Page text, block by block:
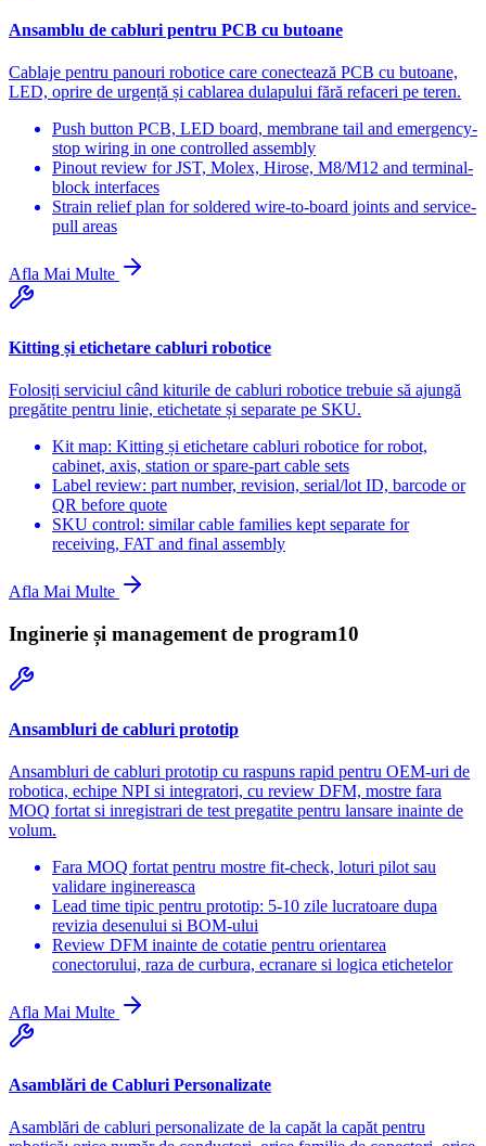
Ansamblu de cabluri pentru PCB cu butoane
Cablaje pentru panouri robotice care conectează PCB cu butoane,
LED, oprire de urgență și cablarea dulapului fără refaceri pe teren.
Push button PCB, LED board, membrane tail and emergency-
stop wiring in one controlled assembly
Pinout review for JST, Molex, Hirose, M8/M12 and terminal-
block interfaces
Strain relief plan for soldered wire-to-board joints and service-
pull areas
Afla Mai Multe
Kitting și etichetare cabluri robotice
Folosiți serviciul când kiturile de cabluri robotice trebuie să ajungă
pregătite pentru linie, etichetate și separate pe SKU.
Kit map: Kitting și etichetare cabluri robotice for robot,
cabinet, axis, station or spare-part cable sets
Label review: part number, revision, serial/lot ID, barcode or
QR before quote
SKU control: similar cable families kept separate for
receiving, FAT and final assembly
Afla Mai Multe
Inginerie și management de program10
Ansambluri de cabluri prototip
Ansambluri de cabluri prototip cu raspuns rapid pentru OEM-uri de
robotica, echipe NPI si integratori, cu review DFM, mostre fara
MOQ fortat si inregistrari de test pregatite pentru lansare inainte de
volum.
Fara MOQ fortat pentru mostre fit-check, loturi pilot sau
validare inginereasca
Lead time tipic pentru prototip: 5-10 zile lucratoare dupa
revizia desenului si BOM-ului
Review DFM inainte de cotatie pentru orientarea
conectorului, raza de curbura, ecranare si logica etichetelor
Afla Mai Multe
Asamblări de Cabluri Personalizate
Asamblări de cabluri personalizate de la capăt la capăt pentru